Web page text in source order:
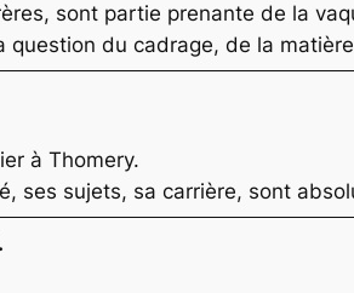
sont partie prenante de la
du cadrage, de la
à Thomery.
ses sujets, sa carrière, sont